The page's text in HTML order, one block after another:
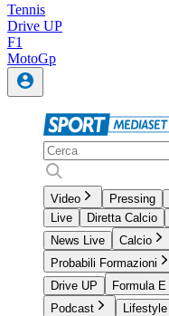
Tennis
Drive UP
F1
MotoGp
Video Pressing
Live
Diretta Calcio
News Live
Calcio
Probabili Formazioni
Drive UP
Formula E
Podcast
Lifestyle